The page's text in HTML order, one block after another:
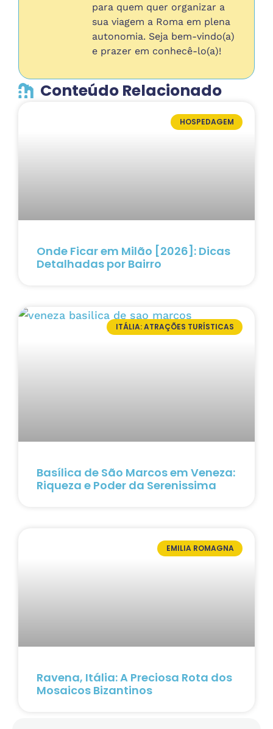
para quem quer organizar a
sua viagem a Roma em plena
autonomia. Seja bem-vindo(a)
e prazer em conhecê-lo(a)!
Conteúdo Relacionado
HOSPEDAGEM
Onde Ficar em Milão [2026]: Dicas
Detalhadas por Bairro
ITÁLIA: ATRAÇÕES TURÍSTICAS
Basílica de São Marcos em Veneza:
Riqueza e Poder da Serenissima
EMILIA ROMAGNA
Ravena, Itália: A Preciosa Rota dos
Mosaicos Bizantinos